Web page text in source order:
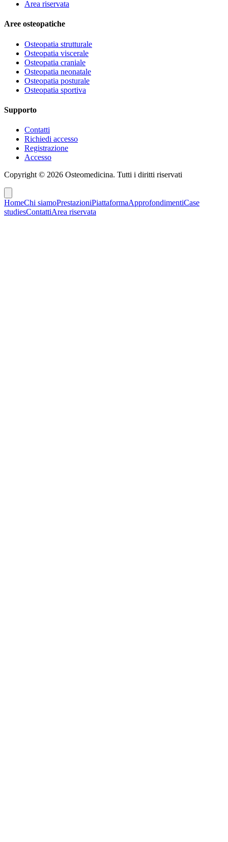
Area riservata
Aree osteopatiche
Osteopatia strutturale
Osteopatia viscerale
Osteopatia craniale
Osteopatia neonatale
Osteopatia posturale
Osteopatia sportiva
Supporto
Contatti
Richiedi accesso
Registrazione
Accesso
Copyright © 2026 Osteomedicina. Tutti i diritti riservati
HomeChi siamoPrestazioniPiattaformaApprofondimentiCase
studiesContattiArea riservata